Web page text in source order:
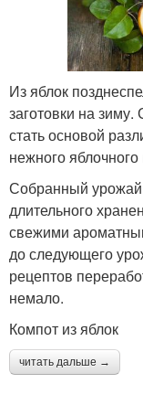
Из яблок
заготовки на
стать основой
нежного
Собранный урожай
длительного
свежими
до следующего
рецептов
немало.
Компот из яблок
читать дальше →